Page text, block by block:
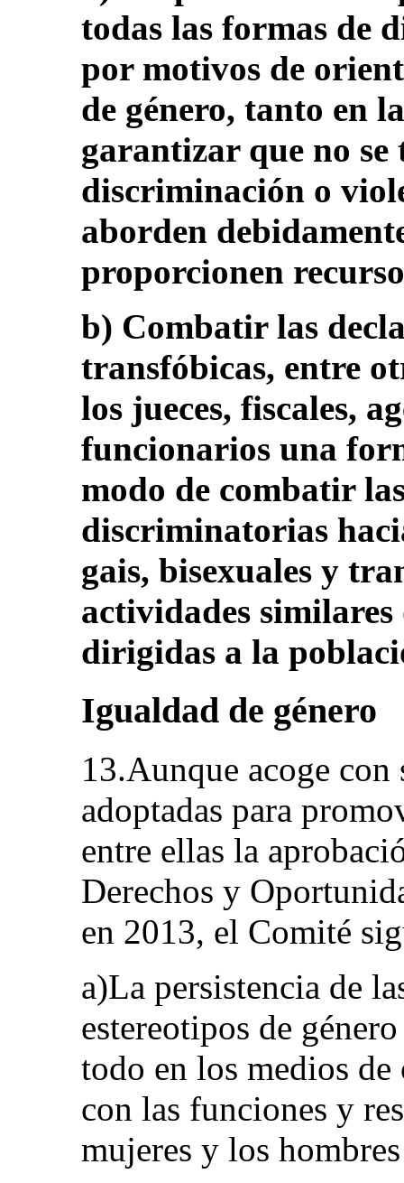
todas las formas de
por motivos de
de género, tanto en
garantizar que no
discriminación o
aborden
proporcionen
b) Combatir las
transfóbicas, entre
los jueces, fiscales,
funcionarios una
modo de combatir
discriminatorias
gais, bisexuales y
actividades
dirigidas a la
Igualdad de género
13.Aunque acoge
adoptadas para
entre ellas la
Derechos y
en 2013, el Comité
a)La persistencia de
estereotipos de
todo en los medios
con las funciones y
mujeres y los